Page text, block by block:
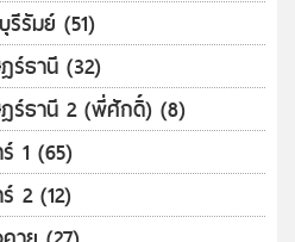
รีรัมย์ (51)
ร์ธานี (32)
ฎร์ธานี 2 (พี่ศักดิ์) (8)
1 (65)
2 (12)